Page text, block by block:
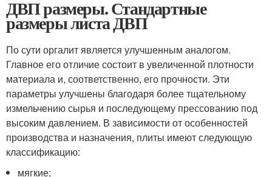
ДВП размеры. Стандартные
размеры листа ДВП
По сути оргалит является улучшенным аналогом.
Главное его отличие состоит в увеличенной плотности
материала и, соответственно, его прочности. Эти
параметры улучшены благодаря более тщательному
измельчению сырья и последующему прессованию под
высоким давлением. В зависимости от особенностей
производства и назначения, плиты имеют следующую
классификацию:
мягкие;